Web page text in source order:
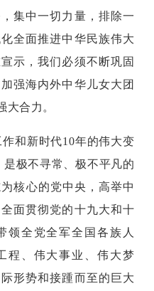
集中一切力量，排除一
全面推进中华民族伟大
示，我们必须不断巩固
强海内外中华儿女大团
大合力。
和新时代10年的伟大变
极不寻常、极不平凡的
核心的党中央，高举中
面贯彻党的十九大和十
领全党全军全国各族人
程、伟大事业、伟大梦
形势和接踵而至的巨大